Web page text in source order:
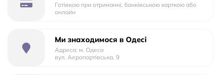
Готівкою при отриманні, банківською карткою або
онлайн
Ми знаходимося в Одесі
Адреса: м. Одеса
вул. Аеропортівська, 9